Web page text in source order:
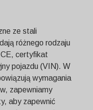
ze stali
różnego rodzaju
certyfikat
pojazdu (VIN). W
wymagania
zapewniamy
aby zapewnić
Slovenčina
Svenska